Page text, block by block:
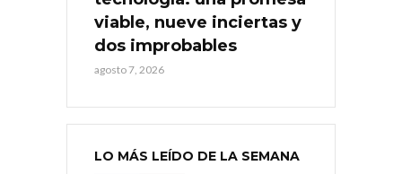
viable, nueve inciertas y
dos improbables
agosto 7, 2026
LO MÁS LEÍDO DE LA SEMANA